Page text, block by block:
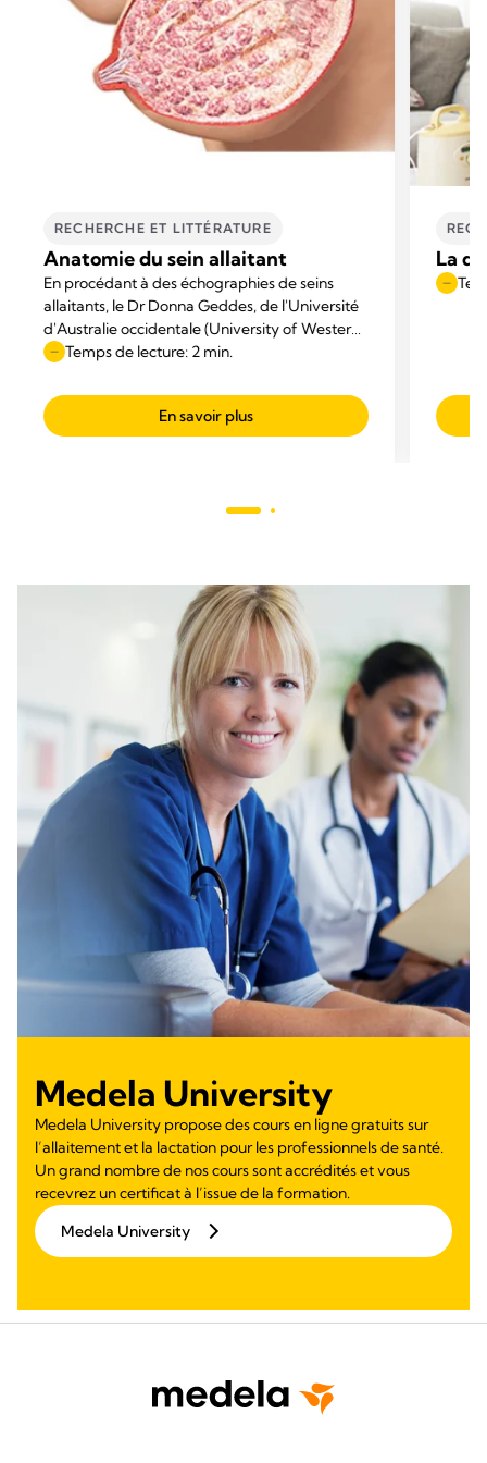
RECHERCHE ET LITTÉRATURE
Anatomie du sein allaitant
En procédant à des échographies de seins
allaitants, le Dr Donna Geddes, de l'Université
d'Australie occidentale (University of Western
Australia), s'est mise à remettre en cause les
représentés dans les manuels.
Temps de lecture: 2 min.
En savoir plus
La
Medela University
Medela University propose des cours en ligne gratuits sur
l’allaitement et la lactation pour les professionnels de santé.
Un grand nombre de nos cours sont accrédités et vous
recevrez un certificat à l’issue de la formation.
Medela University